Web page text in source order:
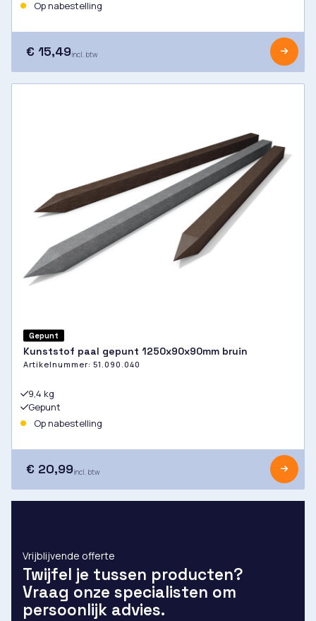
Op nabestelling
€ 15,49incl. btw
Gepunt
Kunststof paal gepunt 1250x90x90mm bruin
Artikelnummer: 51.090.040
9,4 kg
Gepunt
Op nabestelling
€ 20,99incl. btw
Vrijblijvende offerte
Twijfel je tussen producten?
Vraag onze specialisten om
persoonlijk advies.